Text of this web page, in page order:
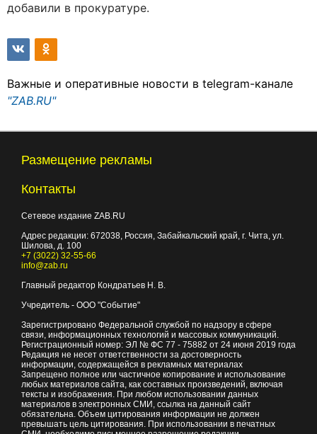
добавили в прокуратуре.
Важные и оперативные новости в telegram-канале
"ZAB.RU"
Размещение рекламы
Контакты
Сетевое издание ZAB.RU
Адрес редакции: 672038, Россия, Забайкальский край, г. Чита, ул.
Шилова, д. 100
+7 (3022) 32-55-66
info@zab.ru
Главный редактор Кондратьев Н. В.
Учредитель - ООО "Событие"
Зарегистрировано Федеральной службой по надзору в сфере
связи, информационных технологий и массовых коммуникаций.
Регистрационный номер: ЭЛ № ФС 77 - 75882 от 24 июня 2019 года
Редакция не несет ответственности за достоверность
информации, содержащейся в рекламных материалах
Запрещено полное или частичное копирование и использование
любых материалов сайта, как составных произведений, включая
тексты и изображения. При любом использовании данных
материалов в электронных СМИ, ссылка на данный сайт
обязательна. Объем цитирования информации не должен
превышать цель цитирования. При использовании в печатных